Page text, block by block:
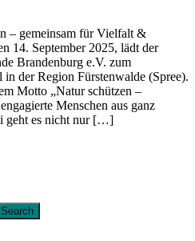
– gemeinsam für Vielfalt &
14. September 2025, lädt der
Brandenburg e.V. zum
der Region Fürstenwalde (Spree).
Motto „Natur schützen –
Menschen aus ganz
geht es nicht nur […]